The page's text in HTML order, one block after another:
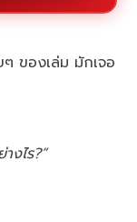
ของเล่ม มักเจอ
งไร?”